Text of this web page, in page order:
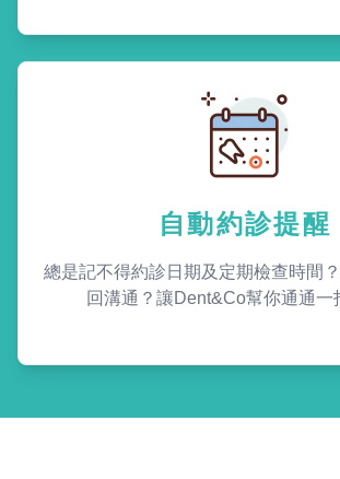
自動約診提醒
總是記不得約診日期及定期檢查時間
回溝通？讓Dent&Co幫你通通一